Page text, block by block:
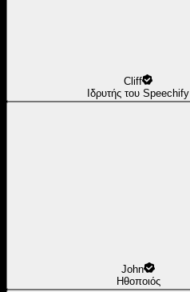
Cliff
Ιδρυτής του Speechify
John
Ηθοποιός